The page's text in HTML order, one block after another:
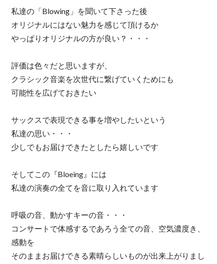
私達の「Blowing」を聞いて下さった後
オリジナルにはない魅力を感じて頂けるか
やっぱりオリジナルの方が良い？・・・
評価は色々だと思いますが、
クラシック音楽を次世代に繋げていくためにも
可能性を広げておきたい
サックスで表現できる事を増やしたいという
私達の思い・・・
少しでもお届けできたとしたら嬉しいです
そしてこの『Bloeing』には
私達の演奏の全てを音に取り入れています
呼吸の音、動かすキーの音・・・
コンサートで体感するであろう全ての音、空気濃度き、
感動を
そのままお届けできる素晴らしいものが出来上がりまし